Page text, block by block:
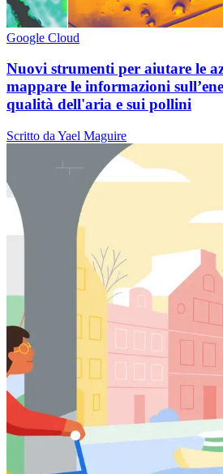
Google Cloud
Nuovi strumenti per aiutare le
mappare le informazioni
qualità dell'aria e sui pollini
Scritto da Yael Maguire